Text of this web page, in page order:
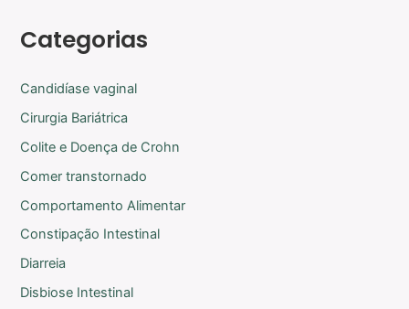
Categorias
Candidíase vaginal
Cirurgia Bariátrica
Colite e Doença de Crohn
Comer transtornado
Comportamento Alimentar
Constipação Intestinal
Diarreia
Disbiose Intestinal